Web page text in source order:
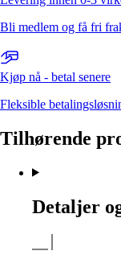
Bli medlem og få fri
Kjøp nå - betal senere
Fleksible
Tilhørende
Detaljer